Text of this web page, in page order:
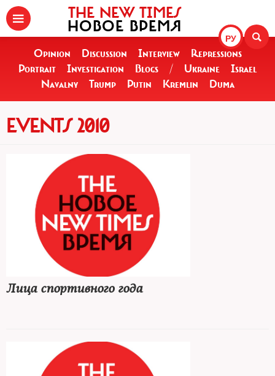
РУ
THE NEW TIMES
НОВОЕ ВРЕМЯ
Opinion Discussion Interview
Repressions
Portrait
Investigation Blogs / Ukraine
Israel
Navalny
Trump Putin Kremlin Duma
EVENTS 2010
Лица спортивного года